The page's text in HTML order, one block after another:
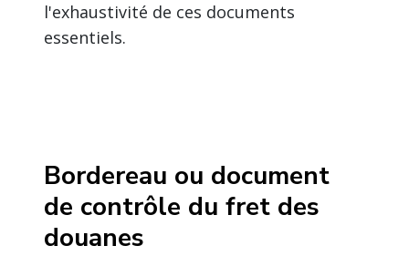
l'exhaustivité de ces documents
essentiels.
Bordereau ou document
de contrôle du fret des
douanes